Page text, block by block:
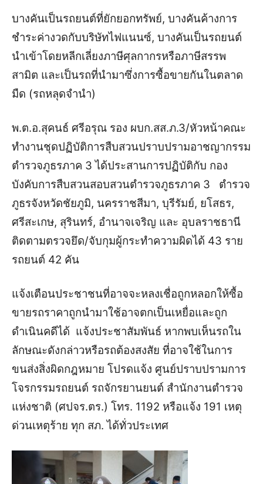
บางคันเป็นรถยนต์ที่ยักยอกทรัพย์, บางคันค้างการ
ชำระค่างวดกับบริษัทไฟแนนซ์, บางคันเป็นรถยนต์
นำเข้าโดยหลีกเลี่ยงภาษีศุลกากรหรือภาษีสรรพ
สามิต และเป็นรถที่นำมาซึ่งการซื้อขายกันในตลาด
มืด (รถหลุดจำนำ)
พ.ต.อ.สุคนธ์ ศรีอรุณ รอง ผบก.สส.ภ.3/หัวหน้าคณะ
ทำงานชุดปฏิบัติการสืบสวนปราบปรามอาชญากรรม
ตำรวจภูธรภาค 3 ได้ประสานการปฏิบัติกับ กอง
บังคับการสืบสวนสอบสวนตำรวจภูธรภาค 3
ตำรวจ
ภูธรจังหวัดชัยภูมิ, นครราชสีมา, บุรีรัมย์, ยโสธร,
ศรีสะเกษ, สุรินทร์, อำนาจเจริญ และ อุบลราชธานี
ติดตามตรวจยึด/จับกุมผู้กระทำความผิดได้ 43 ราย
รถยนต์ 42 คัน
แจ้งเตือนประชาชนที่อาจจะหลงเชื่อถูกหลอกให้ซื้อ
ขายรถราคาถูกนำมาใช้อาจตกเป็นเหยื่อและถูก
ดำเนินคดีได้ แจ้งประชาสัมพันธ์ หากพบเห็นรถใน
ลักษณะดังกล่าวหรือรถต้องสงสัย ที่อาจใช้ในการ
ขนส่งสิ่งผิดกฎหมาย โปรดแจ้ง ศูนย์ปราบปรามการ
โจรกรรมรถยนต์ รถจักรยานยนต์ สำนักงานตำรวจ
แห่งชาติ (ศปจร.ตร.) โทร. 1192 หรือแจ้ง 191 เหตุ
ด่วนเหตุร้าย ทุก สภ.ได้ทั่วประเทศ